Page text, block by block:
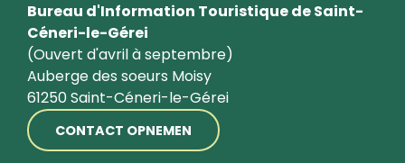
Bureau d'Information Touristique de Saint-
Céneri-le-Gérei
(Ouvert d'avril à septembre)
Auberge des soeurs Moisy
61250 Saint-Céneri-le-Gérei
CONTACT OPNEMEN